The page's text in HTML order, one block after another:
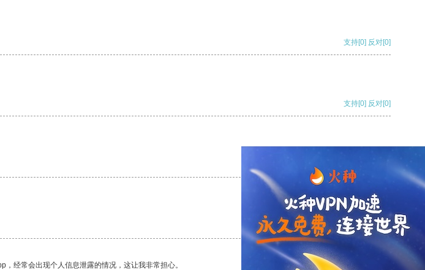
支持[0] 反对[0]
支持[0] 反对[0]
支持 [0] 反对[0]
经常会出现个人信息泄露的情况，这让我非常担心。